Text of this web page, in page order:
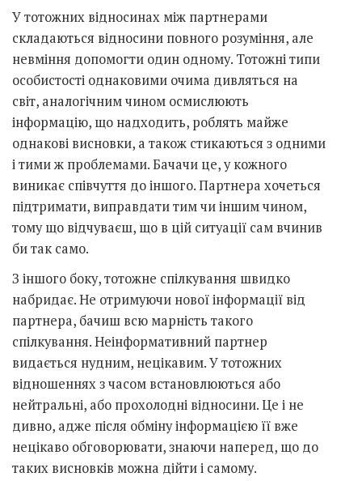
У тотожних відносинах між партнерами
складаються відносини повного розуміння, але
невміння допомогти один одному. Тотожні типи
особистості однаковими очима дивляться на
світ, аналогічним чином осмислюють
інформацію, що надходить, роблять майже
однакові висновки, а також стикаються з одними
і тими ж проблемами. Бачачи це, у кожного
виникає співчуття до іншого. Партнера хочеться
підтримати, виправдати тим чи іншим чином,
тому що відчуваєш, що в цій ситуації сам вчинив
би так само.
З іншого боку, тотожне спілкування швидко
набридає. Не отримуючи нової інформації від
партнера, бачиш всю марність такого
спілкування. Неінформативний партнер
видається нудним, нецікавим. У тотожних
відношеннях з часом встановлюються або
нейтральні, або прохолодні відносини. Це і не
дивно, адже після обміну інформацією її вже
нецікаво обговорювати, знаючи наперед, що до
таких висновків можна дійти і самому.